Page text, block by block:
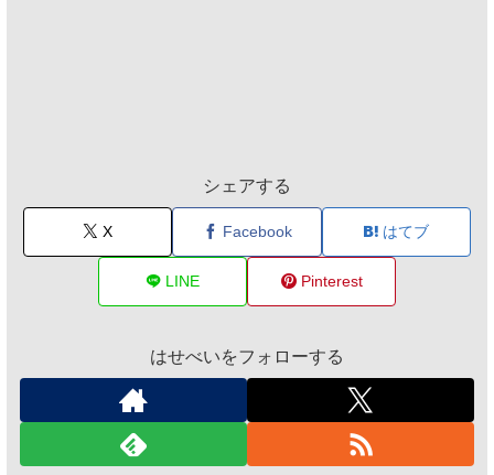
シェアする
X Facebook はてブ
LINE Pinterest
はせべいをフォローする